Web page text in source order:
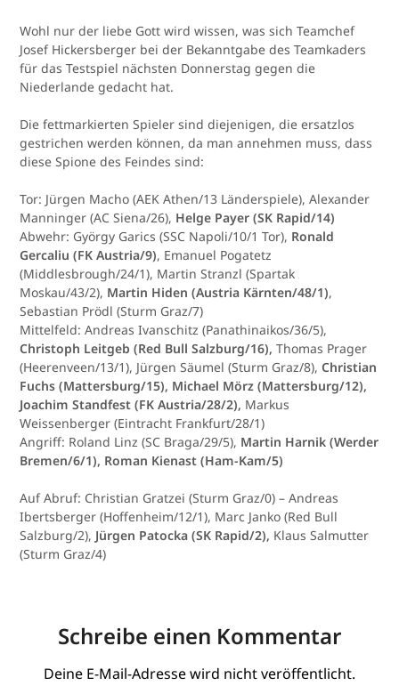
Wohl nur der liebe Gott wird wissen, was sich Teamchef
Josef Hickersberger bei der Bekanntgabe des Teamkaders
für das Testspiel nächsten Donnerstag gegen die
Niederlande gedacht hat.
Die fettmarkierten Spieler sind diejenigen, die ersatzlos
gestrichen werden können, da man annehmen muss, dass
diese Spione des Feindes sind:
Tor: Jürgen Macho (AEK Athen/13 Länderspiele), Alexander
Manninger (AC Siena/26), Helge Payer (SK Rapid/14)
Abwehr: György Garics (SSC Napoli/10/1 Tor), Ronald
Gercaliu (FK Austria/9), Emanuel Pogatetz
(Middlesbrough/24/1), Martin Stranzl (Spartak
Moskau/43/2), Martin Hiden (Austria Kärnten/48/1),
Sebastian Prödl (Sturm Graz/7)
Mittelfeld: Andreas Ivanschitz (Panathinaikos/36/5),
Christoph Leitgeb (Red Bull Salzburg/16), Thomas Prager
(Heerenveen/13/1), Jürgen Säumel (Sturm Graz/8), Christian
Fuchs (Mattersburg/15), Michael Mörz (Mattersburg/12),
Joachim Standfest (FK Austria/28/2), Markus
Weissenberger (Eintracht Frankfurt/28/1)
Angriff: Roland Linz (SC Braga/29/5), Martin Harnik (Werder
Bremen/6/1), Roman Kienast (Ham-Kam/5)
Auf Abruf: Christian Gratzei (Sturm Graz/0) – Andreas
Ibertsberger (Hoffenheim/12/1), Marc Janko (Red Bull
Salzburg/2), Jürgen Patocka (SK Rapid/2), Klaus Salmutter
(Sturm Graz/4)
Schreibe einen Kommentar
Deine E-Mail-Adresse wird nicht veröffentlicht.